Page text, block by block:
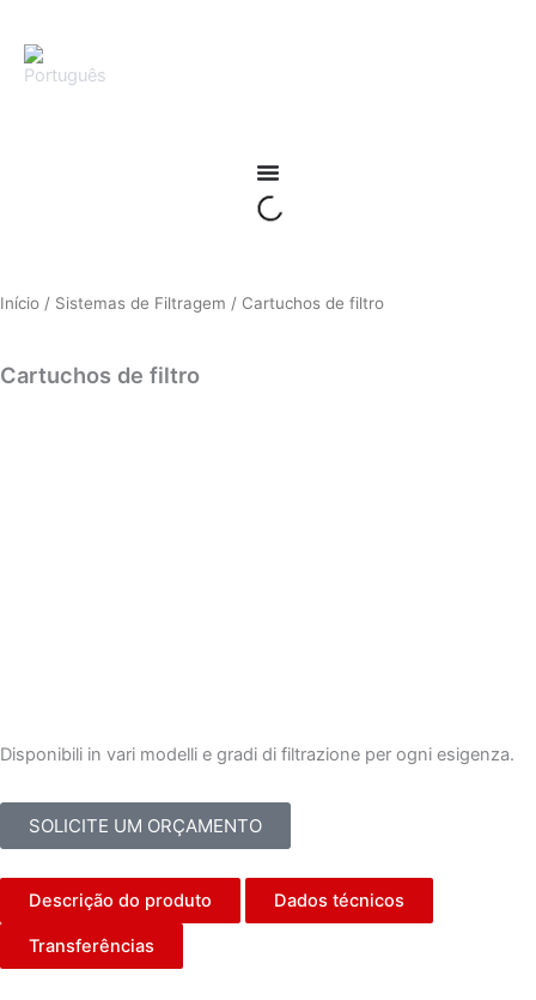
para
Início / Sistemas de Filtragem / Cartuchos de filtro
Cartuchos de filtro
Disponibili in vari modelli e gradi di filtrazione per ogni esigenza.
SOLICITE UM ORÇAMENTO
Descrição do produto Dados técnicos
Transferências